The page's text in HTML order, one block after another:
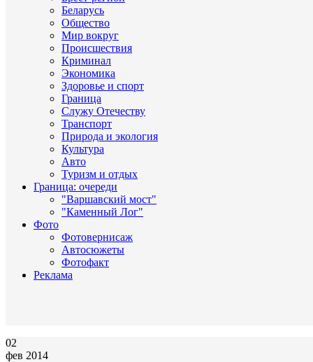
Беларусь
Общество
Мир вокруг
Происшествия
Криминал
Экономика
Здоровье и спорт
Граница
Служу Отечеству
Транспорт
Природа и экология
Культура
Авто
Туризм и отдых
Граница: очереди
"Варшавский мост"
"Каменный Лог"
Фото
Фотовернисаж
Автосюжеты
Фотофакт
Реклама
02
фев 2014